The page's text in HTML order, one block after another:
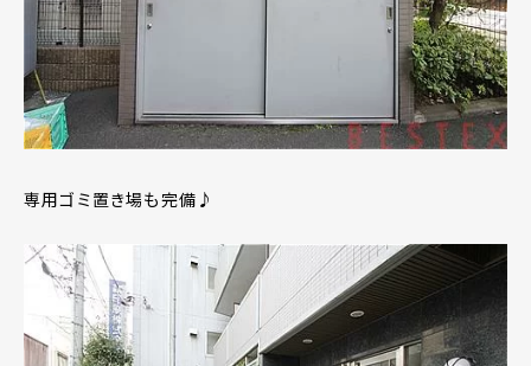
専用ゴミ置き場も完備♪